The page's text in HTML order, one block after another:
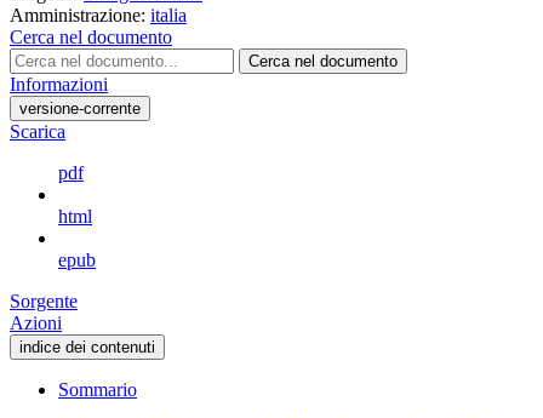
Amministrazione: italia
Cerca nel documento
Cerca nel documento
Informazioni
versione-corrente
Scarica
pdf
html
epub
Sorgente
Azioni
indice dei contenuti
Sommario